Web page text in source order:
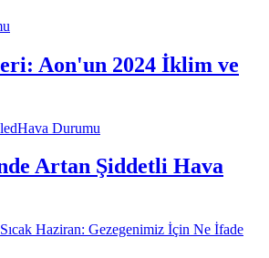
Aon'un 2024 İklim ve
Hava Durumu
Artan Şiddetli Hava